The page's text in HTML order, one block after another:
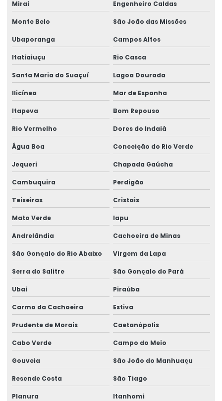
Miraí Engenheiro Caldas
Monte Belo São João das Missões
Ubaporanga Campos Altos
Itatiaiuçu Rio Casca
Santa Maria do Suaçuí Lagoa Dourada
Ilicínea Mar de Espanha
Itapeva Bom Repouso
Rio Vermelho Dores do Indaiá
Água Boa Conceição do Rio Verde
Jequeri Chapada Gaúcha
Cambuquira Perdigão
Teixeiras Cristais
Mato Verde Iapu
Andrelândia Cachoeira de Minas
São Gonçalo do Rio Abaixo Virgem da Lapa
Serra do Salitre São Gonçalo do Pará
Ubaí Piraúba
Carmo da Cachoeira Estiva
Prudente de Morais Caetanópolis
Cabo Verde Campo do Meio
Gouveia São João do Manhuaçu
Resende Costa São Tiago
Planura Itanhomi